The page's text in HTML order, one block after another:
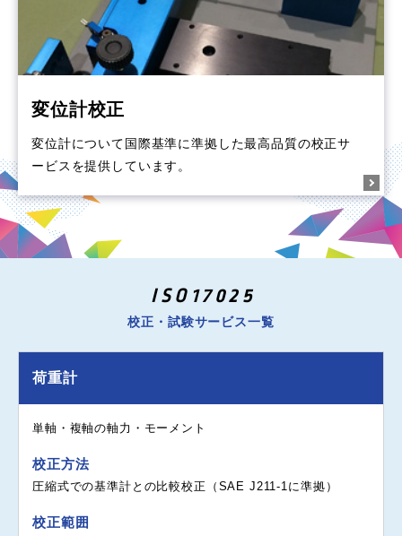
変位計校正
変位計について国際基準に準拠した最高品質の校正サ
ービスを提供しています。
ISO17025
校正・試験サービス一覧
荷重計
単軸・複軸の軸力・モーメント
校正方法
圧縮式での基準計との比較校正（SAE J211-1に準拠）
校正範囲